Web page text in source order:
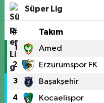
Süper Lig
# Takım
1 Amed
2 Erzurumspor FK
3 Başakşehir
4 Kocaelispor